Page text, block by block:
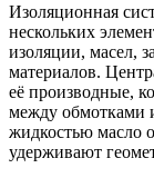
Изоляционная
нескольких
изоляции, масел,
материалов.
её производные,
между обмотками
жидкостью масло
удерживают